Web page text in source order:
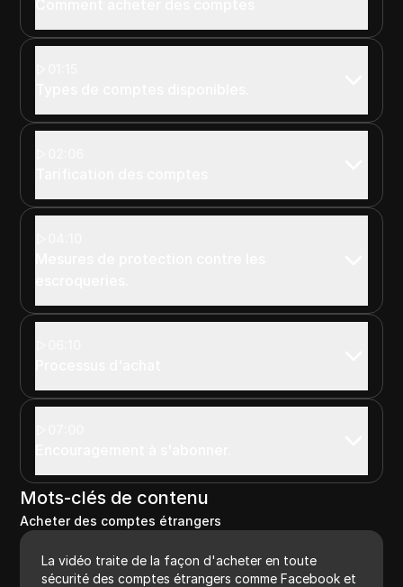
Mots-clés de contenu
Acheter des comptes étrangers
La vidéo traite de la façon d'acheter en toute
sécurité des comptes étrangers comme Facebook et